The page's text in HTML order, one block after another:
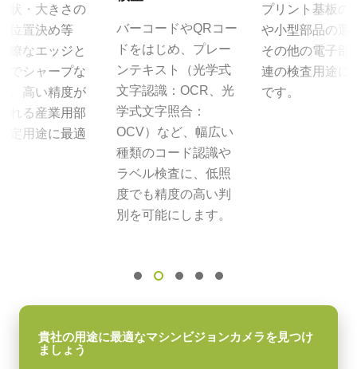
インターフェース
GigE Vision
センサ
センサ名
ICX204AL
センササイズ
センササイズ 横x縦
4.8 x 3.6 mm
外形寸法 高さx幅x奥行
取扱説明書＆データシート - ディスコン
マニュアル - CM-080GE
データシート - CM-080GE
F ( VA-055 F )：6pin仕様
MP-40 三脚マウント
MP-40はCシリーズおよびCV-M9CL、CV-M9GEに対応していま
カメラへの固定は2点留めになります。
固定用 M3スクリューネジ付属
状・大きさの
位置決め等
瞭なエッジと
でシャープな
、高い精度が
れる産業用部
定用途に最適
バーコードやQRコー
ドをはじめ、プレー
ンテキスト（光学式
文字認識：OCR、光
学式文字照合：
OCV）など、幅広い
種類のコード認識や
ラベル検査に、低照
度でも精度の高い判
別を可能にします。
プリント基板の
や小型部品の選
その他の電子部
連の検査用途に
です。
貴社の用途に最適なマシンビジョンカメラを見つけ
ましょう